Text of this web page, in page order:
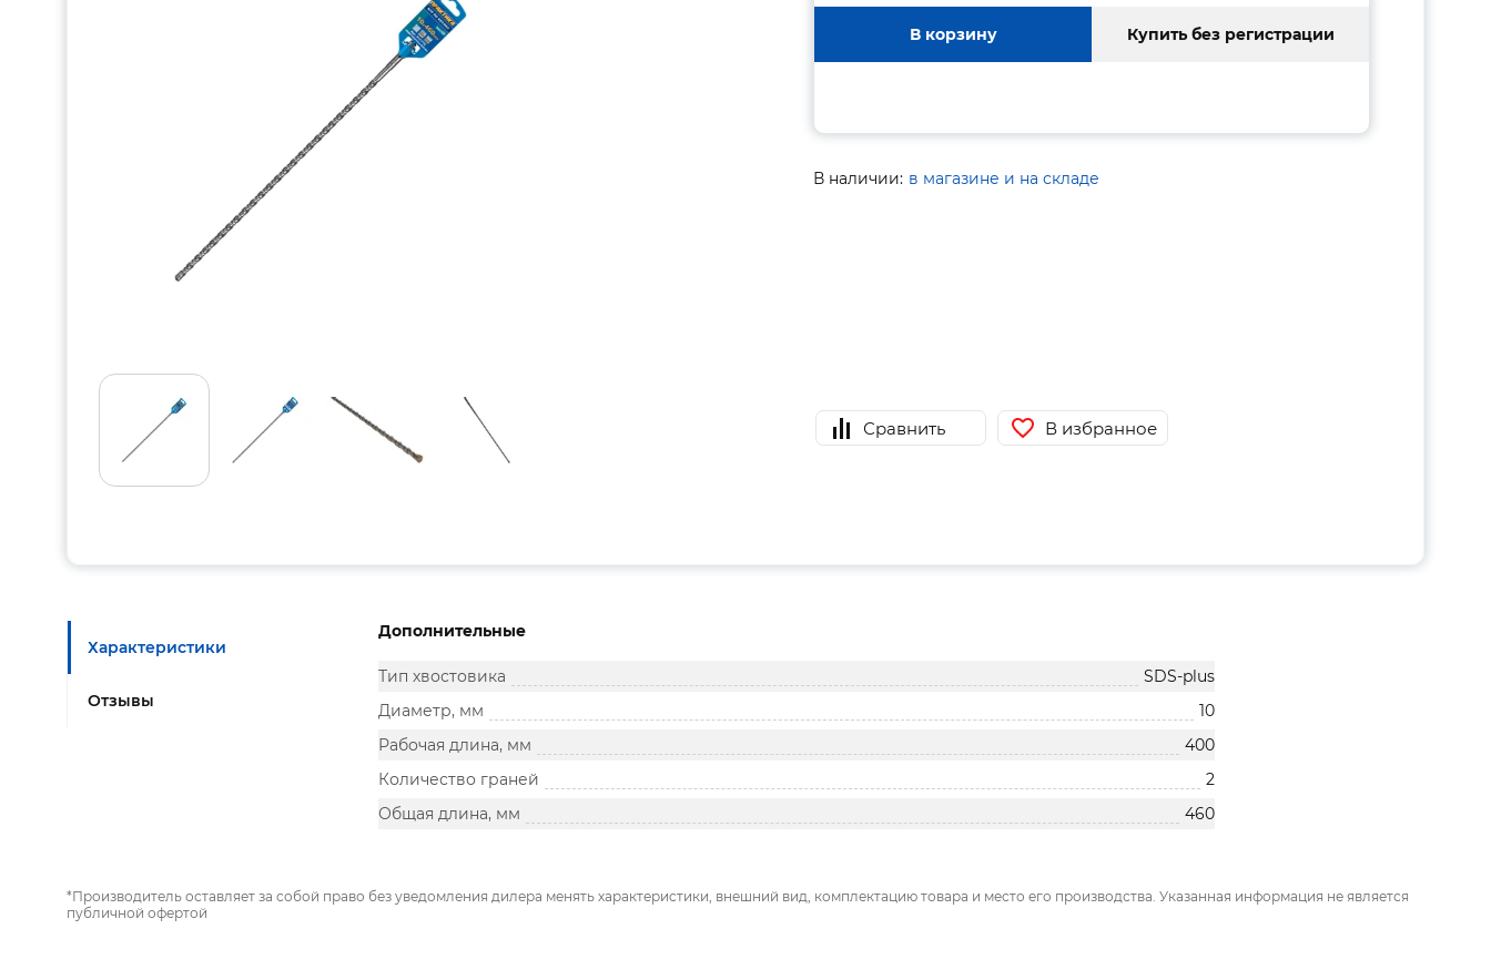
В корзину Купить без регистрации
В наличии: в магазине и на складе
Сравнить В избранное
Характеристики
Отзывы
Дополнительные
Тип хвостовика
SDS-plus
Диаметр, мм
10
Рабочая длина, мм
400
Количество граней
2
Общая длина, мм
460
*Производитель оставляет за собой право без уведомления дилера менять характеристики, внешний вид, комплектацию товара и место его производства. Указанная информация не является
публичной офертой